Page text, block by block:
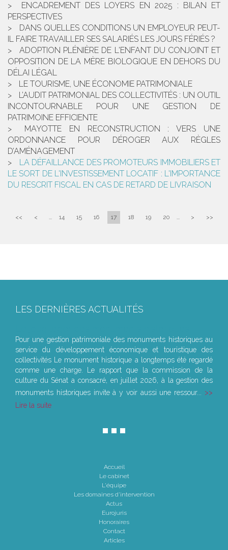
ENCADREMENT DES LOYERS EN 2025 : BILAN ET
PERSPECTIVES
DANS QUELLES CONDITIONS UN EMPLOYEUR PEUT-
IL FAIRE TRAVAILLER SES SALARIÉS LES JOURS FÉRIÉS ?
ADOPTION PLÉNIÈRE DE L'ENFANT DU CONJOINT ET
OPPOSITION DE LA MÈRE BIOLOGIQUE EN DEHORS DU
DÉLAI LÉGAL
LE TOURISME, UNE ÉCONOMIE PATRIMONIALE
L’AUDIT PATRIMONIAL DES COLLECTIVITÉS : UN OUTIL
INCONTOURNABLE POUR UNE GESTION DE
PATRIMOINE EFFICIENTE
MAYOTTE EN RECONSTRUCTION : VERS UNE
ORDONNANCE POUR DÉROGER AUX RÈGLES
D’AMÉNAGEMENT
LA DÉFAILLANCE DES PROMOTEURS IMMOBILIERS ET
LE SORT DE L'INVESTISSEMENT LOCATIF : L'IMPORTANCE
DU RESCRIT FISCAL EN CAS DE RETARD DE LIVRAISON
<< < ... 14 15 16 17 18 19 20 ... > >>
LES DERNIÈRES ACTUALITÉS
Pour une gestion patrimoniale des monuments historiques au
service du développement économique et touristique des
collectivités Le monument historique a longtemps été regardé
comme une charge. Le rapport que la commission de la
culture du Sénat a consacré, en juillet 2026, à la gestion des
monuments historiques invite à y voir aussi une ressour...
Lire la suite
Accueil
Le cabinet
L'équipe
Les domaines d'intervention
Actus
Eurojuris
Honoraires
Contact
Articles